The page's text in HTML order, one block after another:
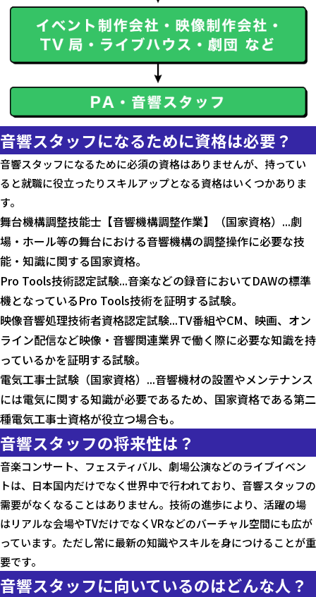
音響スタッフになるために資格は必要？
音響スタッフになるために必須の資格はありませんが、持ってい
ると就職に役立ったりスキルアップとなる資格はいくつかありま
す。
舞台機構調整技能士【音響機構調整作業】（国家資格）...劇
場・ホール等の舞台における音響機構の調整操作に必要な技
能・知識に関する国家資格。
Pro Tools技術認定試験...音楽などの録音においてDAWの標準
機となっているPro Tools技術を証明する試験。
映像音響処理技術者資格認定試験...TV番組やCM、映画、オン
ライン配信など映像・音響関連業界で働く際に必要な知識を持
っているかを証明する試験。
電気工事士試験（国家資格）...音響機材の設置やメンテナンス
には電気に関する知識が必要であるため、国家資格である第二
種電気工事士資格が役立つ場合も。
音響スタッフの将来性は？
音楽コンサート、フェスティバル、劇場公演などのライブイベン
トは、日本国内だけでなく世界中で行われており、音響スタッフの
需要がなくなることはありません。技術の進歩により、活躍の場
はリアルな会場やTVだけでなくVRなどのバーチャル空間にも広が
っています。ただし常に最新の知識やスキルを身につけることが重
要です。
音響スタッフに向いているのはどんな人？